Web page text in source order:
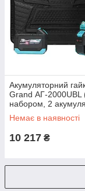
Акумуляторний
Grand АГ-2000UBL
набором, 2
год. КЕЙС, ЧЕХІЯ)
Немає в наявності
10 217 ₴